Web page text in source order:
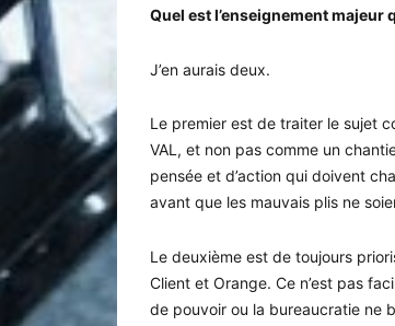
Quel est l’enseignement
J’en aurais deux.
Le premier est de traiter le sujet
VAL, et non pas comme un
pensée et d’action qui doivent
avant que les mauvais plis ne
Le deuxième est de toujours
Client et Orange. Ce n’est pas
de pouvoir ou la bureaucratie ne